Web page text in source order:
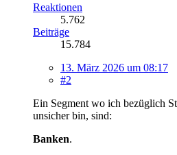
Reaktionen
5.762
Beiträge
15.784
13. März 2026 um 08:17
#2
Ein Segment wo ich bezüglich
unsicher bin, sind:
Banken.